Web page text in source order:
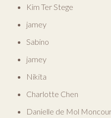
Kim Ter Stege
jamey
Sabino
jamey
Nikita
Charlotte Chen
Danielle de Mol